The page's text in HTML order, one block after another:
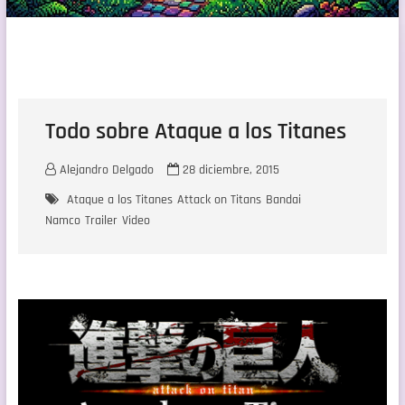
Todo sobre Ataque a los Titanes
Alejandro Delgado
28 diciembre, 2015
Ataque a los Titanes Attack on Titans Bandai
Namco Trailer Video